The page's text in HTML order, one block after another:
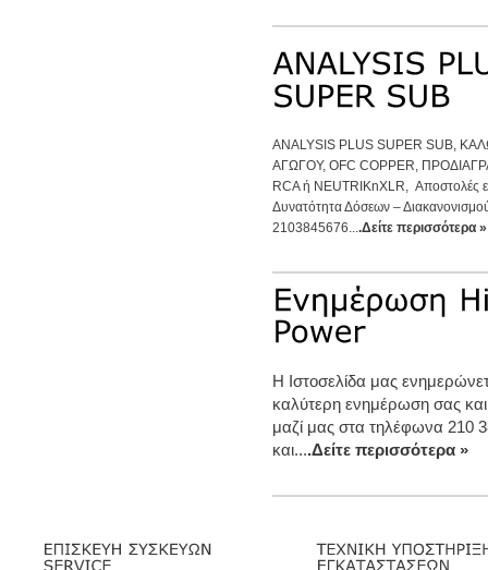
ANALYSIS PLUS SUPER SUB,
ΑΓΩΓΟΥ, OFC COPPER,
RCA ή NEUTRIKnXLR, Αποστολές
Δυνατότητα Δόσεων –
2103845676....Δείτε περισσότερα »
Η Ιστοσελίδα μας
καλύτερη ενημέρωση σας
μαζί μας στα τηλέφωνα 210
και....Δείτε περισσότερα »